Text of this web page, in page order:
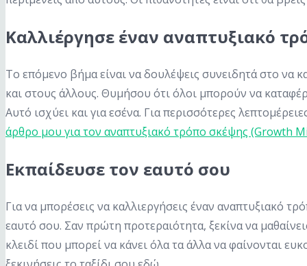
Καλλιέργησε έναν αναπτυξιακό
Το επόμενο βήμα είναι να δουλέψεις συνειδητά στο να
και στους άλλους. Θυμήσου ότι όλοι μπορούν να
Αυτό ισχύει και για εσένα. Για περισσότερες
άρθρο μου για τον αναπτυξιακό τρόπο σκέψης (Growth
Εκπαίδευσε τον εαυτό σου
Για να μπορέσεις να καλλιεργήσεις έναν αναπτυξιακό
εαυτό σου. Σαν πρώτη προτεραιότητα, ξεκίνα να
κλειδί που μπορεί να κάνει όλα τα άλλα να φαίνονται